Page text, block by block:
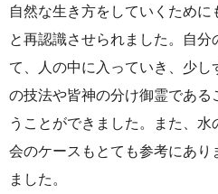
自然な生き方をしていくため
と再認識させられました。自分
て、人の中に入っていき、少し
の技法や皆神の分け御霊である
うことができました。また、
会のケースもとても参考にあり
ました。